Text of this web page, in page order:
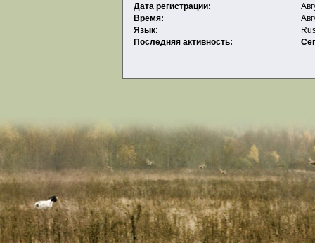
Дата регистрации:
Время:
Язык:
Последняя активность: